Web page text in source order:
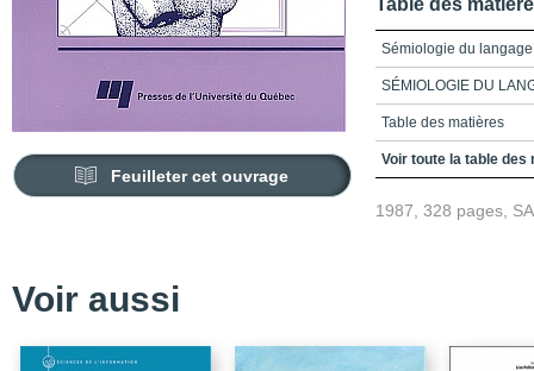
Feuilleter cet ouvrage
Table des
Sémiologie du
SÉMIOLOGIE DU
Table des matières
Avant-propos
Chapitre 4_Plan
Voir toute la table des
1987, 328 pages,
Voir aussi